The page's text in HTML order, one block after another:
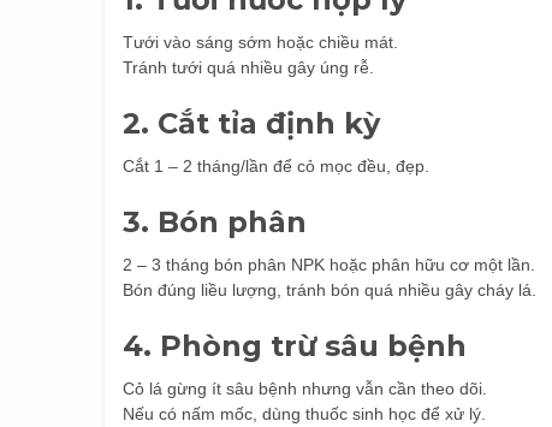
Tưới vào sáng sớm hoặc chiều mát.
Tránh tưới quá nhiều gây úng rễ.
2. Cắt tỉa định kỳ
Cắt 1 – 2 tháng/lần để cỏ mọc đều, đẹp.
3. Bón phân
2 – 3 tháng bón phân NPK hoặc phân hữu cơ một lần.
Bón đúng liều lượng, tránh bón quá nhiều gây cháy lá.
4. Phòng trừ sâu bệnh
Cỏ lá gừng ít sâu bệnh nhưng vẫn cần theo dõi.
Nếu có nấm mốc, dùng thuốc sinh học để xử lý.